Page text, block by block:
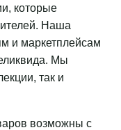
которые
Наша
и маркетплейсам
Мы
так и
возможны с